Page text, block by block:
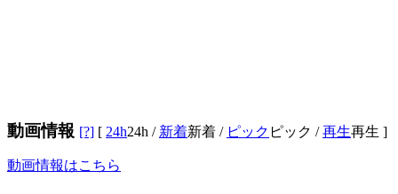
動画情報 [?] [ 24h24h / 新着新着 / ピック ピック /再生再生 ]
動画情報はこちら